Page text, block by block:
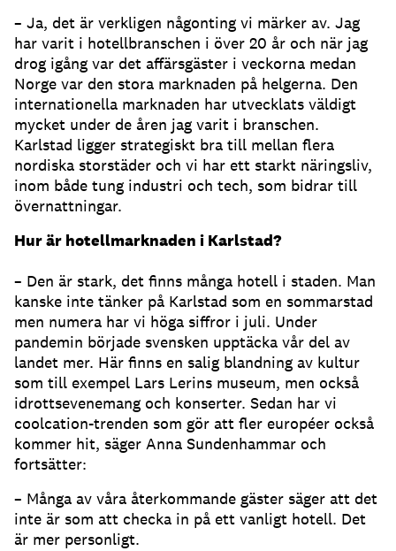
– Ja, det är verkligen någonting vi märker av. Jag
har varit i hotellbranschen i över 20 år och när jag
drog igång var det affärsgäster i veckorna medan
Norge var den stora marknaden på helgerna. Den
internationella marknaden har utvecklats väldigt
mycket under de åren jag varit i branschen.
Karlstad ligger strategiskt bra till mellan flera
nordiska storstäder och vi har ett starkt näringsliv,
inom både tung industri och tech, som bidrar till
övernattningar.
Hur är hotellmarknaden i Karlstad?
– Den är stark, det finns många hotell i staden. Man
kanske inte tänker på Karlstad som en sommarstad
men numera har vi höga siffror i juli. Under
pandemin började svensken upptäcka vår del av
landet mer. Här finns en salig blandning av kultur
som till exempel Lars Lerins museum, men också
idrottsevenemang och konserter. Sedan har vi
coolcation-trenden som gör att fler européer också
kommer hit, säger Anna Sundenhammar och
fortsätter:
– Många av våra återkommande gäster säger att det
inte är som att checka in på ett vanligt hotell. Det
är mer personligt.